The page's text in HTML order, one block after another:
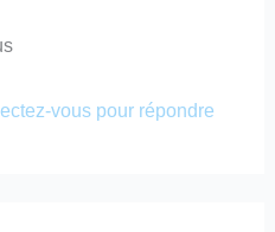
vous pour répondre